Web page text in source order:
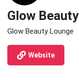
Glow
Glow Beauty Lounge
Website